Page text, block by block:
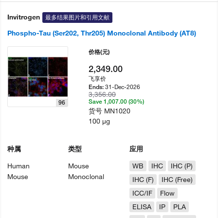
Invitrogen 最多结果图片和引用文献
Phospho-Tau (Ser202, Thr205) Monoclonal Antibody (AT8)
96
种属
Human
Mouse
类型
Mouse
Monoclonal
应用
WB
IHC
IHC (P)
IHC (F)
IHC (Free)
ICC/IF
Flow
ELISA
IP
PLA
价格(元)
2,349.00
飞享价
Ends:31-Dec-2026
3,356.00
Save 1,007.00 (30%)
货号 MN1020
100 µg